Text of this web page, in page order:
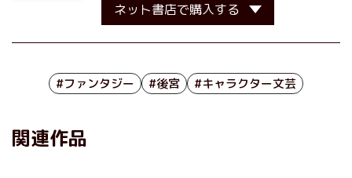
ネット書店で購入する
#ファンタジー #後宮 #キャラクター文芸
関連作品